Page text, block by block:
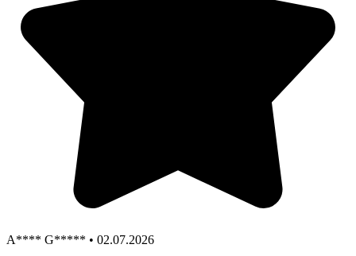
A**** G***** • 02.07.2026